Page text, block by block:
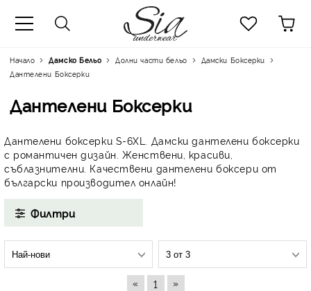
Начало Дамско Бельо Долни части бельо
Дамски Боксерки
Дантелени Боксерки
Дантелени Боксерки
Дантелени боксерки S-6XL. Дамски дантелени боксерки
с романтичен дизайн. Женствени, красиви,
съблазнителни. Качествени дантелени боксери от
български производител онлайн!
Филтри
« 1 »